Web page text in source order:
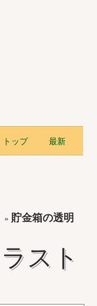
トップ 最新
» 貯金箱の透明
スト